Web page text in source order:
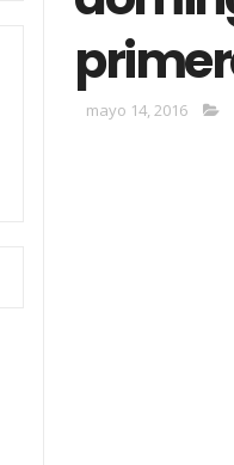
mayo 14, 2016